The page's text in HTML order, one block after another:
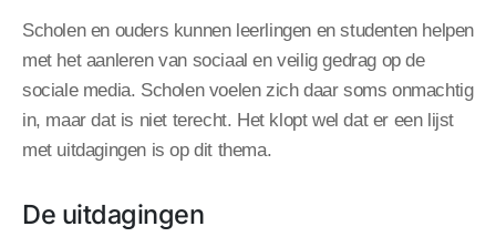
Scholen en ouders kunnen leerlingen en studenten helpen
met het aanleren van sociaal en veilig gedrag op de
sociale media. Scholen voelen zich daar soms onmachtig
in, maar dat is niet terecht. Het klopt wel dat er een lijst
met uitdagingen is op dit thema.
De uitdagingen